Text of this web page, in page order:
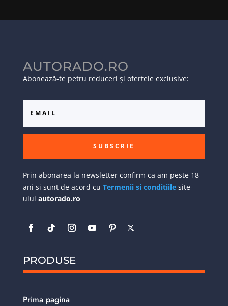
AUTORADO.RO
Abonează-te petru reduceri și ofertele exclusive:
SUBSCRIE
Prin abonarea la newsletter confirm ca am peste 18
ani si sunt de acord cu Termenii si conditiilesite-
ului autorado.ro
PRODUSE
Prima pagina